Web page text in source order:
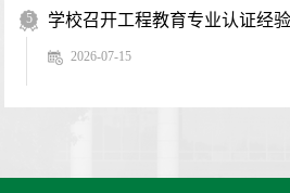
5 学校召开工程教育专业认证经
2026-07-15